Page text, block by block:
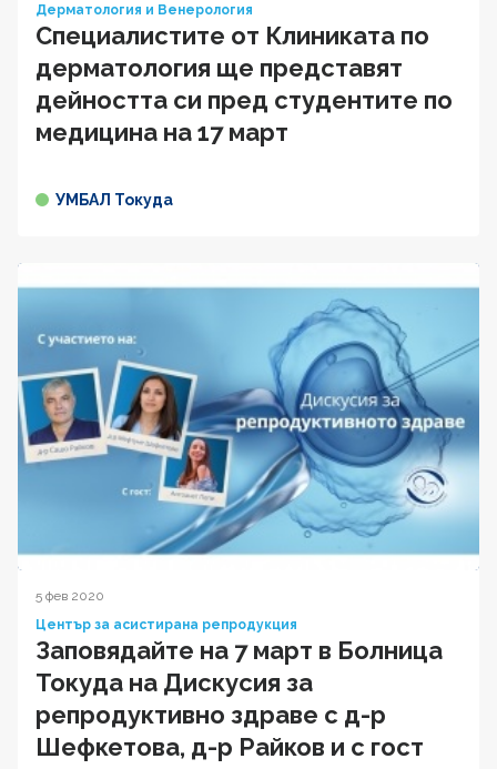
Дерматология и Венерология
Специалистите от Клиниката по
дерматология ще представят
дейността си пред студентите по
медицина на 17 март
УМБАЛ Токуда
5 фев 2020
Център за асистирана репродукция
Заповядайте на 7 март в Болница
Токуда на Дискусия за
репродуктивно здраве с д-р
Шефкетова, д-р Райков и с гост